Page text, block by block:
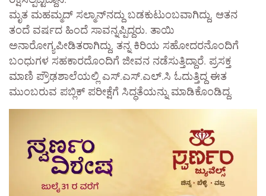
ಮೃತ ಮಹಮ್ಮದ್‌ ಸಲ್ಮಾನ್‌ನದ್ದು ಬಡಕುಟುಂಬವಾಗಿದ್ದು, ಆತನ
ತಂದೆ ವರ್ಷದ ಹಿಂದೆ ಸಾವನ್ನಪ್ಪಿದ್ದರು. ತಾಯಿ
ಅನಾರೋಗ್ಯಪೀಡಿತರಾಗಿದ್ದು, ತನ್ನ ಕಿರಿಯ ಸಹೋದರನೊಂದಿಗೆ
ಬಂಧುಗಳ ಸಹಕಾರದೊಂದಿಗೆ ಜೀವನ ನಡೆಸುತ್ತಿದ್ದಾರೆ. ಪ್ರಸಕ್ತ
ಮಾಣಿ ಪ್ರೌಢಶಾಲೆಯಲ್ಲಿ ಎಸ್‌.ಎಸ್‌.ಎಲ್.ಸಿ ಓದುತ್ತಿದ್ದ ಈತ
ಮುಂಬರುವ ಪಬ್ಲಿಕ್‌ ಪರೀಕ್ಷೆಗೆ ಸಿದ್ಧತೆಯನ್ನು ಮಾಡಿಕೊಂಡಿದ್ದ.